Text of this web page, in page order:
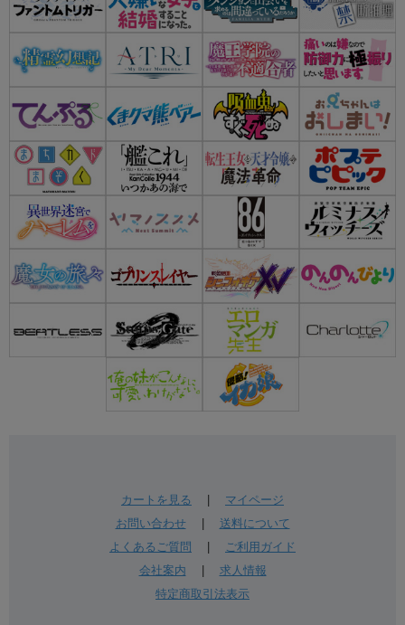
カートを見る
マイページ
お問い合わせ| 送料について
よくあるご質問
ご利用ガイド
会社案内
求人情報
特定商取引法表示